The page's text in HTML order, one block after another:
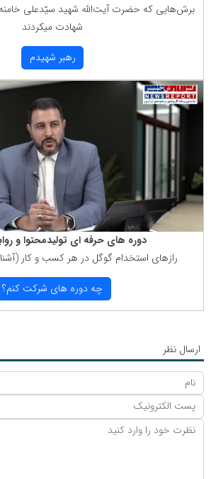
برش‌هایی كه حضرت آیت‌الله شهید سیّدعلی
شهادت میكردند
رهبر شهیدم
دوره های حرفه ای تولیدمحتوا و
رازهای استخدام گوگل در هر كسب و كار
چه دوره های شركت كنم؟
ارسال نظر